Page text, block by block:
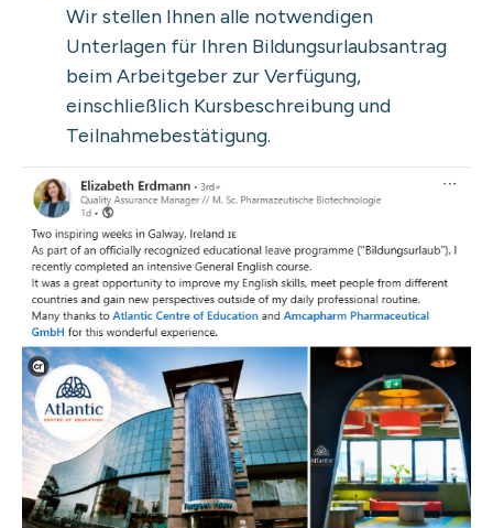
Wir stellen Ihnen alle notwendigen
Unterlagen für Ihren Bildungsurlaubsantrag
beim Arbeitgeber zur Verfügung,
einschließlich Kursbeschreibung und
Teilnahmebestätigung.